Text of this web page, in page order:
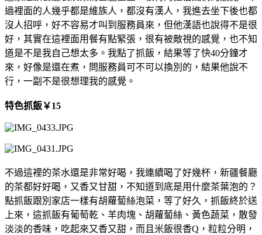
過裡面的人幾乎都是維族人，都沒有漢人，我進去坐下後也都
沒人招呼，好不容易才叫到服務員來，但他漢語也說得不是很
好，其實在這裡面用餐有點緊張，很有被敵視的感覺，也不知
道是不是我自己想太多。我點了抓飯，結果等了快40分鐘才
來，好像是還在煮，問服務員可不可以換別的，結果他說不
行，一副不是很想理我的感覺。
特色抓飯￥15
不過這裡的茶水還是非常好喝，我連續喝了好幾杯，新疆餐廳
的茶都好好喝，又香又甘甜，不知道到底是用什麼茶葉泡的？
點抓飯跟別家店一樣有胡蘿蔔絲泡菜，等了好久，抓飯終於送
上來，這抓飯有葡萄乾、羊肉塊、胡蘿蔔絲、黃色蔬菜，散發
淡淡的香味，吃起來又香又甜，而且米飯很香Q，粒粒分明，